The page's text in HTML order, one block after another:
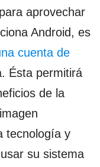
aprovechar
Android, es
cuenta de
Ésta permitirá
de la
tecnología y
su sistema